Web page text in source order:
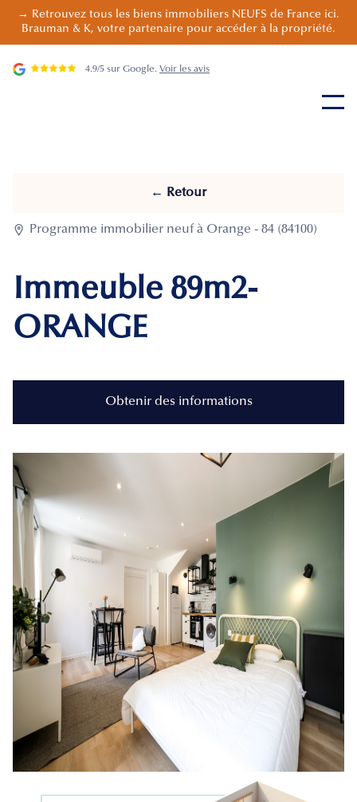
→ Retrouvez tous les biens immobiliers NEUFS de France ici.
Brauman & K, votre partenaire pour accéder à la propriété.
4.9/5 sur Google. Voir les avis
← Retour
 Programme immobilier neuf à Orange - 84 (84100)
Immeuble 89m2-
ORANGE
Obtenir des informations